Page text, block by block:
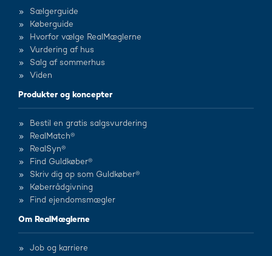
Sælgerguide
Køberguide
Hvorfor vælge RealMæglerne
Vurdering af hus
Salg af sommerhus
Viden
Produkter og koncepter
Bestil en gratis salgsvurdering
RealMatch®
RealSyn®
Find Guldkøber®
Skriv dig op som Guldkøber®
Køberrådgivning
Find ejendomsmægler
Om RealMæglerne
Job og karriere